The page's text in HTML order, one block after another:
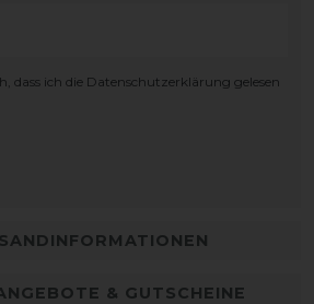
dass ich die Daten­schutz­erklärung gelesen
& GUTSCHEINE